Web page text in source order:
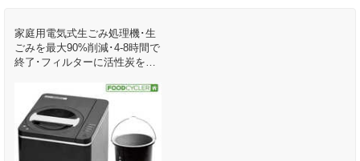
家庭用電気式生ごみ処理機･生
ごみを最大90%削減･4-8時間で
終了･フィルターに活性炭を含